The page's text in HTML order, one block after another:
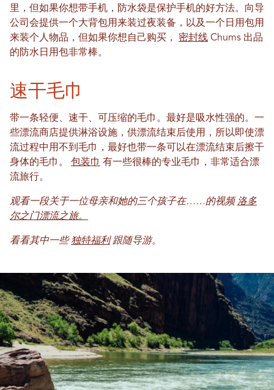
里，但如果你想带手机，防水袋是保护手机的好方法。向导
公司会提供一个大背包用来装过夜装备，以及一个日用包用
来装个人物品，但如果你想自己购买， 密封线 Chums 出品
的防水日用包非常棒。
速干毛巾
带一条轻便、速干、可压缩的毛巾。最好是吸水性强的。一
些漂流商店提供淋浴设施，供漂流结束后使用，所以即使漂
流过程中用不到毛巾，最好也带一条可以在漂流结束后擦干
身体的毛巾。 包装巾 有一些很棒的专业毛巾，非常适合漂
流旅行。
观看一段关于一位母亲和她的三个孩子在……的视频 洛多
尔之门漂流之旅。
看看其中一些独特福利跟随导游。